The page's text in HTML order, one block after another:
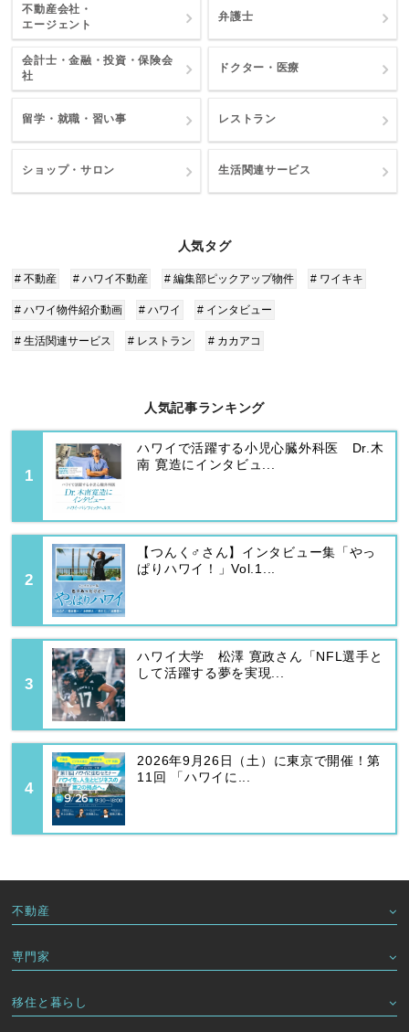
不動産会社・
エージェント
弁護士
会計士・金融・投資・保険会
社
ドクター・医療
留学・就職・習い事 レストラン
ショップ・サロン 生活関連サービス
人気タグ
# 不動産 # ハワイ不動産 # 編集部ピックアップ物件 # ワイキキ
# ハワイ物件紹介動画 # ハワイ # インタビュー
# 生活関連サービス # レストラン # カカアコ
人気記事ランキング
ハワイで活躍する小児心臓外科医 Dr.木
南 寛造にインタビュ...
【つんく♂さん】インタビュー集「やっ
ぱりハワイ！」Vol.1...
ハワイ大学 松澤 寛政さん「NFL選手と
して活躍する夢を実現...
2026年9月26日（土）に東京で開催！第
11回 「ハワイに...
不動産
専門家
移住と暮らし